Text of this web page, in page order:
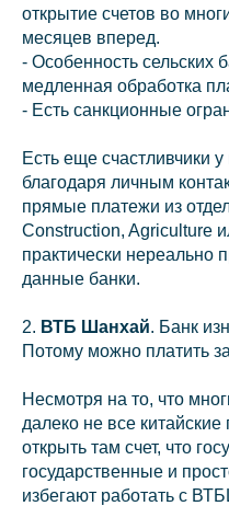
открытие счетов во
месяцев вперед.
- Особенность сельских
медленная обработка
- Есть санкционные
Есть еще счастливчики
благодаря личным
прямые платежи из
Construction, Agriculture
практически нереально
данные банки.
2. ВТБ Шанхай. Банк
Потому можно платить
Несмотря на то, что
далеко не все
открыть там счет, что
государственные и
избегают работать с